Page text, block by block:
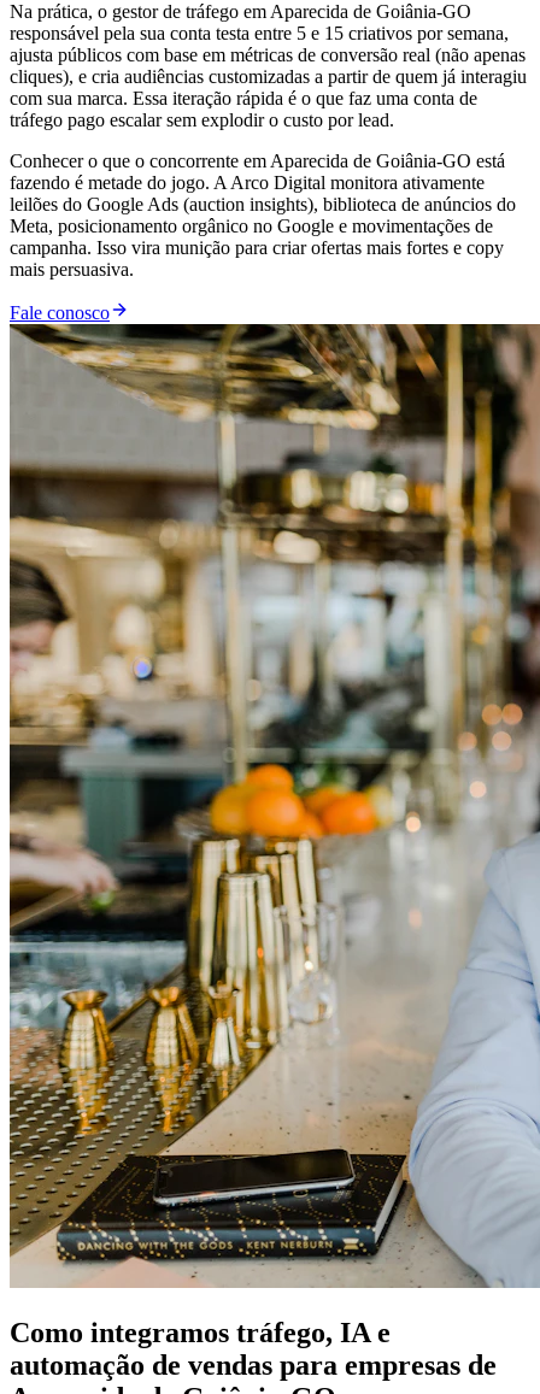
Na prática, o gestor de tráfego em Aparecida de Goiânia-GO
responsável pela sua conta testa entre 5 e 15 criativos por semana,
ajusta públicos com base em métricas de conversão real (não apenas
cliques), e cria audiências customizadas a partir de quem já interagiu
com sua marca. Essa iteração rápida é o que faz uma conta de
tráfego pago escalar sem explodir o custo por lead.
Conhecer o que o concorrente em Aparecida de Goiânia-GO está
fazendo é metade do jogo. A Arco Digital monitora ativamente
leilões do Google Ads (auction insights), biblioteca de anúncios do
Meta, posicionamento orgânico no Google e movimentações de
campanha. Isso vira munição para criar ofertas mais fortes e copy
mais persuasiva.
Fale conosco
Como integramos tráfego, IA e
automação de vendas para empresas de